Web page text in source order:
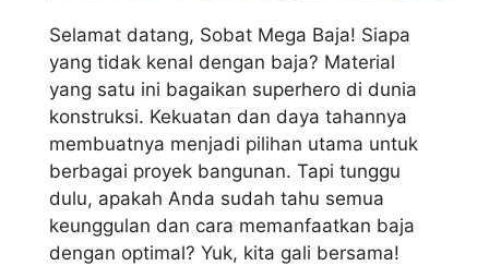
Selamat datang, Sobat Mega Baja! Siapa
yang tidak kenal dengan baja? Material
yang satu ini bagaikan superhero di dunia
konstruksi. Kekuatan dan daya tahannya
membuatnya menjadi pilihan utama untuk
berbagai proyek bangunan. Tapi tunggu
dulu, apakah Anda sudah tahu semua
keunggulan dan cara memanfaatkan baja
dengan optimal? Yuk, kita gali bersama!